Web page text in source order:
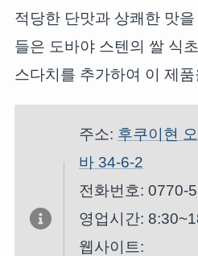
적당한 단맛과 상쾌한 맛
들은 도바야 스텐의 쌀 식
스다치를 추가하여 이 제
주소: 후쿠이현
바 34-6-2
전화번호: 0770-
영업시간:
웹사이트: